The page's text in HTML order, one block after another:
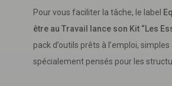
Pour vous faciliter la tâche, le label
être au Travail lance son Kit “Les
pack d’outils prêts à l’emploi,
spécialement pensés pour les